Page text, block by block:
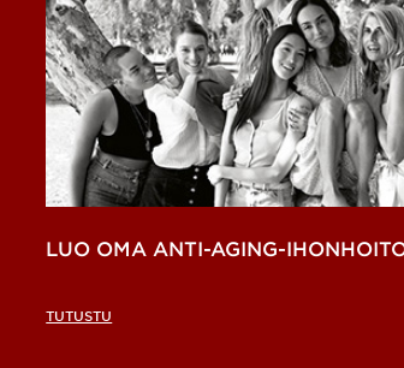
LUO OMA ANTI-AGING-
TUTUSTU